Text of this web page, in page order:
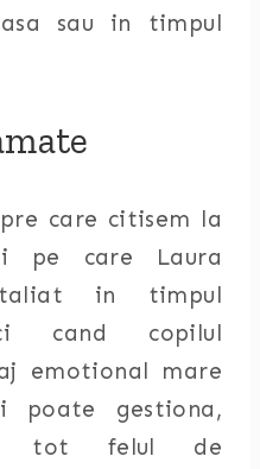
sau in timpul
care citisem la
pe care Laura
in timpul
cand copilul
emotional mare
gestiona,
tot felul de